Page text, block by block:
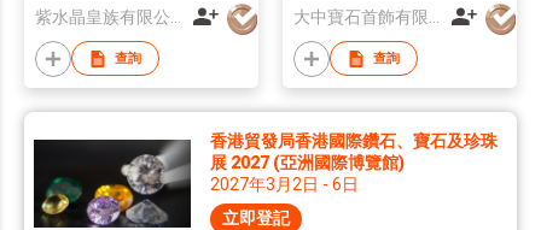
紫水晶皇族有限公司
查詢
大中寶石首飾有限公司
查詢
香港貿發局香港國際鑽石、寶石及珍珠
展 2027 (亞洲國際博覽館)
2027年3月2日 - 6日
立即登記